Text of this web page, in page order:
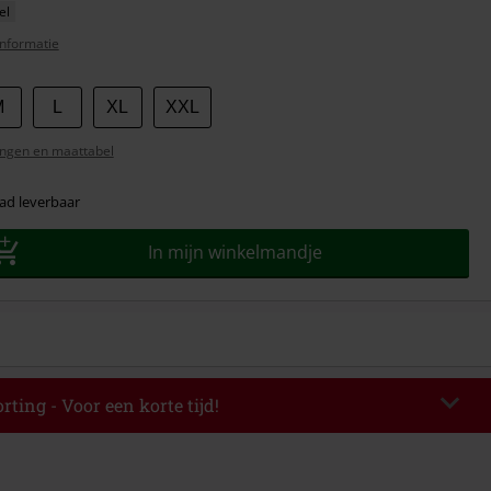
XL XXL
en maattabel
leverbaar
In mijn winkelmandje
- Voor een korte tijd!